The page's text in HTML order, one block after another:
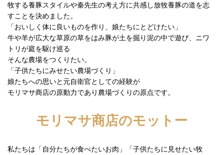
牧する養豚スタイルや秦先生の考え方に共感し放牧養豚の道を志
すことを決めました。
「おいしく体に良いものを作り、娘たちにとどけたい」
牛や羊が広大な草原の草をはみ豚が土を掘り泥の中で遊び、ニワ
トリが庭を駆け巡る
そんな農場をつくりたい。
「子供たちにみせたい農場づくり」
娘たちへの思いと元自衛官としての経験が
モリマサ商店の原動力であり農場づくりの原点です。
モリマサ商店のモットー
私たちは「自分たちが食べたいお肉」「子供たちに見せたい牧